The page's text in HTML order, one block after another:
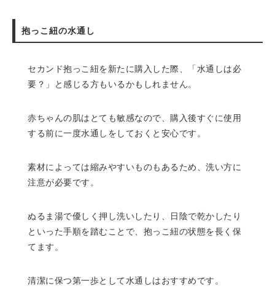
抱っこ紐の水通し
セカンド抱っこ紐を新たに購入した際、「水通しは必
要？」と感じる方もいるかもしれません。
赤ちゃんの肌はとても敏感なので、購入後すぐに使用
する前に一度水通しをしておくと安心です。
素材によっては縮みやすいものもあるため、洗い方に
注意が必要です。
ぬるま湯で優しく押し洗いしたり、日陰で乾かしたり
といった手順を踏むことで、抱っこ紐の状態を長く保
てます。
清潔に保つ第一歩として水通しはおすすめです。